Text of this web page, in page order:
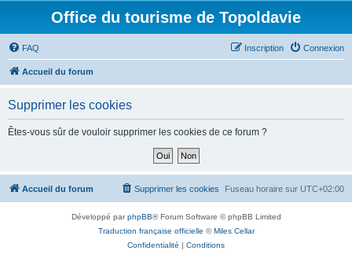
Office du tourisme de Topoldavie
FAQ Connexion
Inscription
Accueil du forum
Supprimer les cookies
Êtes-vous sûr de vouloir supprimer les cookies de ce forum ?
Accueil du forum Fuseau horaire sur UTC+02:00
Supprimer les cookies
Développé parphpBB® Forum Software © phpBB Limited
Traduction française officielle ©Miles Cellar
Confidentialité | Conditions